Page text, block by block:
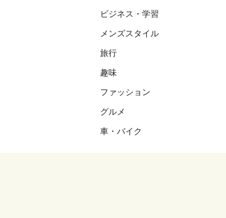
ビジネス・学習
メンズスタイル
旅行
趣味
ファッション
グルメ
車・バイク